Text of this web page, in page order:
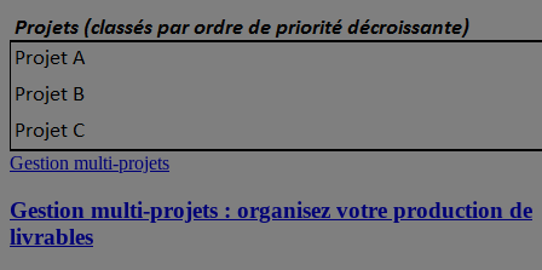
Gestion multi-projets
Gestion multi-projets : organisez votre production de
livrables